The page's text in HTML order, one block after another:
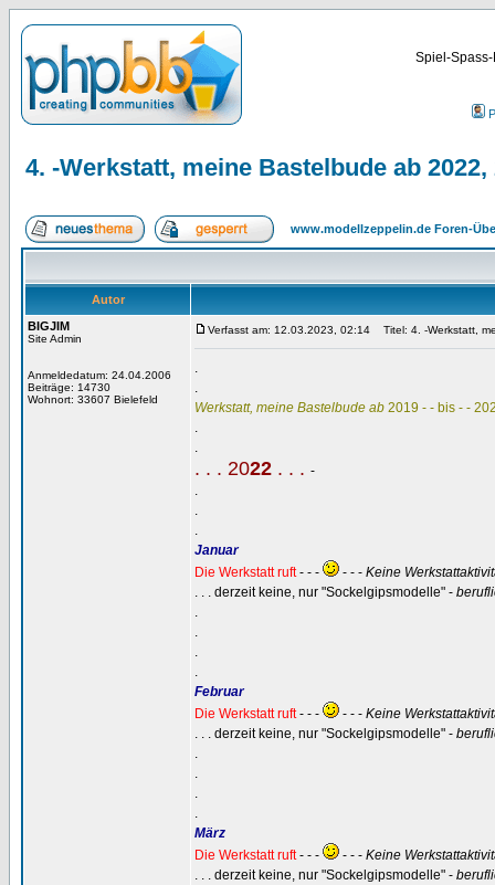
Spiel-
4. -Werkstatt, meine Bastelbude ab 2022,
www.modellzeppelin.de Foren-
Autor
BIGJIM
Site Admin
Anmeldedatum: 24.04.2006
Beiträge: 14730
Wohnort: 33607 Bielefeld
Verfasst am: 12.03.2023, 02:14 Titel: 4. -Werkstatt,
.
.
Werkstatt, meine Bastelbude ab 2019 - - bis - -
.
.
. . . 2022 . . . -
.
.
.
Januar
Die Werkstatt ruft- - - - - - Keine
. . . derzeit keine, nur "Sockelgipsmodelle" -
.
.
.
.
Februar
Die Werkstatt ruft- - - - - - Keine
. . . derzeit keine, nur "Sockelgipsmodelle" -
.
.
.
.
März
Die Werkstatt ruft- - - - - - Keine
. . . derzeit keine, nur "Sockelgipsmodelle" -